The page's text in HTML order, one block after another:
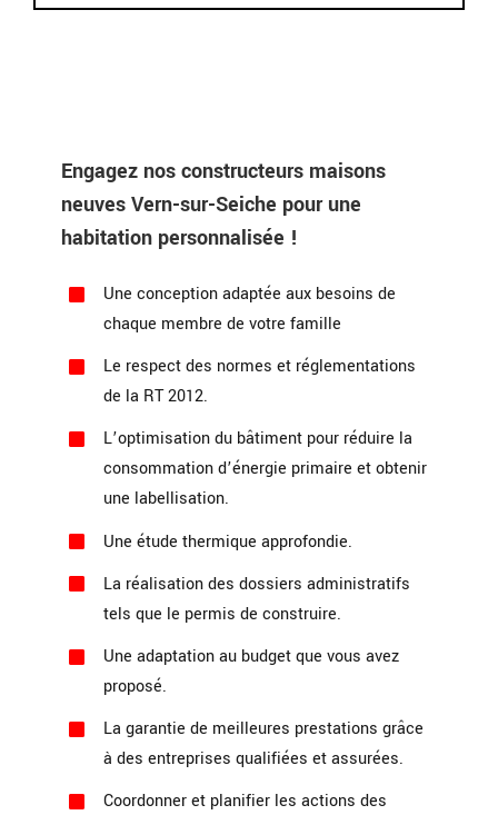
Engagez nos constructeurs maisons
neuves Vern-sur-Seiche pour une
habitation personnalisée !
Une conception adaptée aux besoins de
chaque membre de votre famille
Le respect des normes et réglementations
de la RT 2012.
L’optimisation du bâtiment pour réduire la
consommation d’énergie primaire et obtenir
une labellisation.
Une étude thermique approfondie.
La réalisation des dossiers administratifs
tels que le permis de construire.
Une adaptation au budget que vous avez
proposé.
La garantie de meilleures prestations grâce
à des entreprises qualifiées et assurées.
Coordonner et planifier les actions des